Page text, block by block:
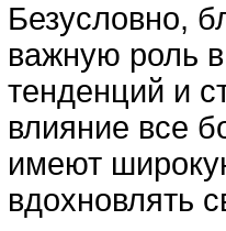
Безусловно,
важную роль
тенденций и
влияние все
имеют
вдохновлять